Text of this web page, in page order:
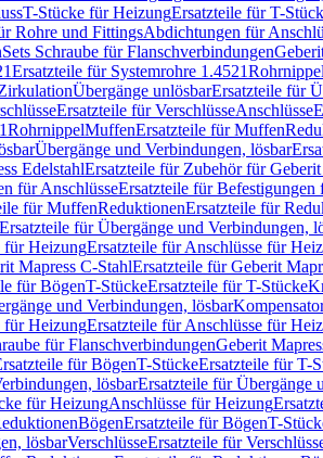
T-Stücke für HeizungErsatzteile für T-
Rohre und FittingsAbdichtungen für
Sets Schraube für Flanschverbindungen
Ersatzteile für Systemrohre 1.4521Rohrnippel
Übergänge unlösbarErsatzteile für
Ersatzteile für VerschlüsseAnschlüsse
RohrnippelMuffenErsatzteile für Muffen
Übergänge und Verbindungen, lösbar
EdelstahlErsatzteile für Zubehör für
für AnschlüsseErsatzteile für Befestigungen
für MuffenReduktionenErsatzteile für
Ersatzteile für Übergänge und Verbindungen,
für HeizungErsatzteile für Anschlüsse für
Mapress C-StahlErsatzteile für Geberit
für BögenT-StückeErsatzteile für T-Stücke
und Verbindungen, lösbar
für HeizungErsatzteile für Anschlüsse für
für FlanschverbindungenGeberit
für BögenT-StückeErsatzteile für T-
lösbarErsatzteile für Übergänge
für HeizungAnschlüsse für Heizung
BögenErsatzteile für BögenT-
lösbarVerschlüsseErsatzteile für